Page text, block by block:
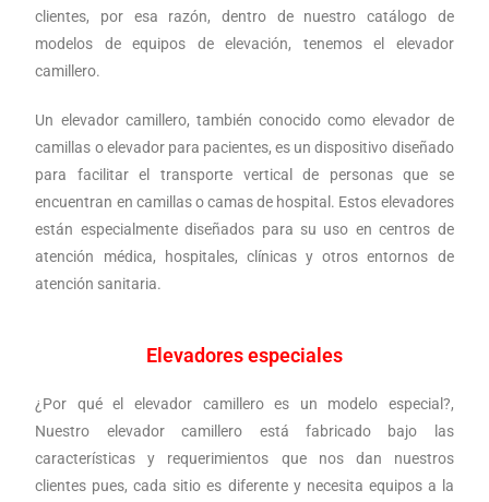
clientes, por esa razón, dentro de nuestro catálogo de
modelos de equipos de elevación, tenemos el elevador
camillero.
Un elevador camillero, también conocido como elevador de
camillas o elevador para pacientes, es un dispositivo diseñado
para facilitar el transporte vertical de personas que se
encuentran en camillas o camas de hospital. Estos elevadores
están especialmente diseñados para su uso en centros de
atención médica, hospitales, clínicas y otros entornos de
atención sanitaria.
Elevadores especiales
¿Por qué el elevador camillero es un modelo especial?,
Nuestro elevador camillero está fabricado bajo las
características y requerimientos que nos dan nuestros
clientes pues, cada sitio es diferente y necesita equipos a la